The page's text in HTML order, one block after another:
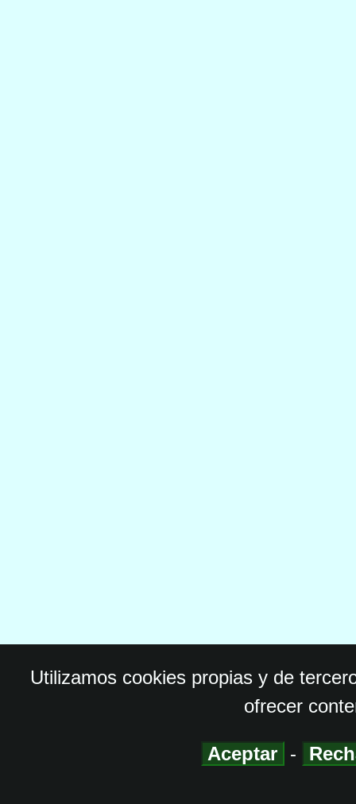
Utilizamos cookies propias y de
ofrecer
Aceptar -